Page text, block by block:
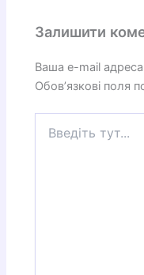
Залишити
Ваша e-mail
Обов’язкові поля
тут...